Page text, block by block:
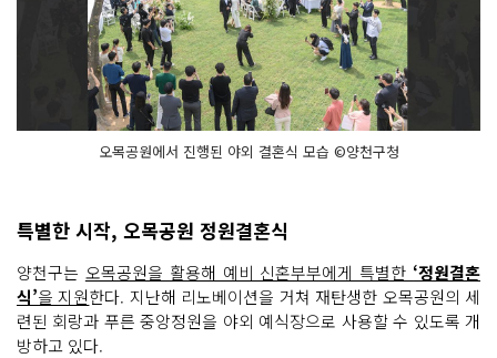
오목공원에서 진행된 야외 결혼식 모습 ©양천구청
특별한 시작, 오목공원 정원결혼식
양천구는 오목공원을 활용해 예비 신혼부부에게 특별한 ‘정원결혼
식’을 지원한다. 지난해 리노베이션을 거쳐 재탄생한 오목공원의 세
련된 회랑과 푸른 중앙정원을 야외 예식장으로 사용할 수 있도록 개
방하고 있다.